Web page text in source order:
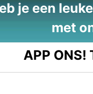
je een
met
APP ONS!